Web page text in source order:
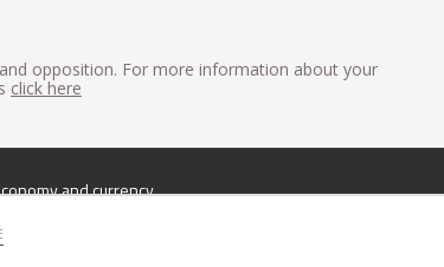
opposition. For more information about your
click here
and currency